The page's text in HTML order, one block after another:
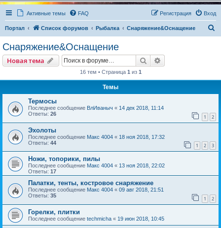
Активные темы FAQ Вход
Регистрация
Портал Список форумов Рыбалка Снаряжение&Оснащение
Снаряжение&Оснащение
Новая тема Поиск
16 тем • Страница 1 из 1
Темы
Термосы
Последнее сообщение ВлИваныч « 14 дек 2018, 11:14
Ответы: 26 1 2
Эхолоты
Последнее сообщение Макс 4004 « 18 ноя 2018, 17:32
Ответы: 44 1 2 3
Ножи, топорики, пилы
Последнее сообщение Макс 4004 « 13 ноя 2018, 22:02
Ответы: 17
Палатки, тенты, костровое снаряжение
Последнее сообщение Макс 4004 « 09 авг 2018, 21:51
Ответы: 35 1 2
Горелки, плитки
Последнее сообщение techmicha « 19 июн 2018, 10:45